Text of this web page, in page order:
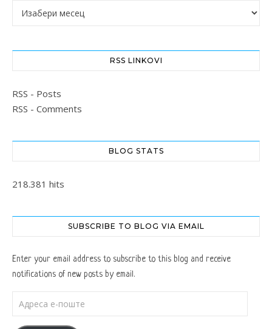
Архиве
RSS LINKOVI
RSS - Posts
RSS - Comments
BLOG STATS
218.381 hits
SUBSCRIBE TO BLOG VIA EMAIL
Enter your email address to subscribe to this blog and receive
notifications of new posts by email.